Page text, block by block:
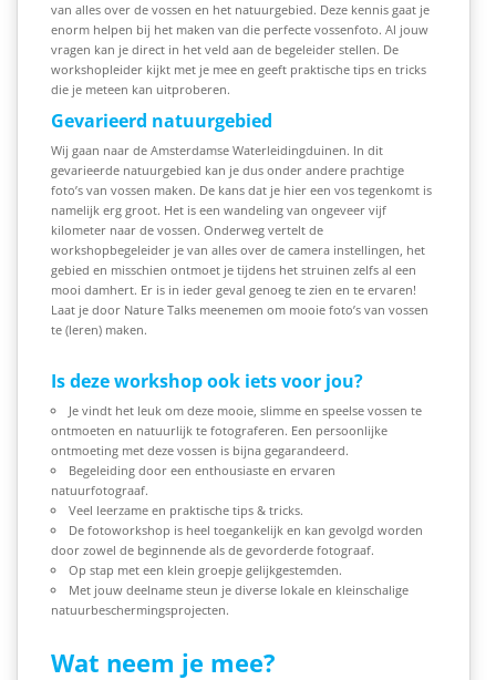
van alles over de vossen en het natuurgebied. Deze kennis gaat je
enorm helpen bij het maken van die perfecte vossenfoto. Al jouw
vragen kan je direct in het veld aan de begeleider stellen. De
workshopleider kijkt met je mee en geeft praktische tips en tricks
die je meteen kan uitproberen.
Gevarieerd natuurgebied
Wij gaan naar de Amsterdamse Waterleidingduinen. In dit
gevarieerde natuurgebied kan je dus onder andere prachtige
foto’s van vossen maken. De kans dat je hier een vos tegenkomt is
namelijk erg groot. Het is een wandeling van ongeveer vijf
kilometer naar de vossen. Onderweg vertelt de
workshopbegeleider je van alles over de camera instellingen, het
gebied en misschien ontmoet je tijdens het struinen zelfs al een
mooi damhert. Er is in ieder geval genoeg te zien en te ervaren!
Laat je door Nature Talks meenemen om mooie foto’s van vossen
te (leren) maken.
Is deze workshop ook iets voor jou?
Je vindt het leuk om deze mooie, slimme en speelse vossen te
ontmoeten en natuurlijk te fotograferen. Een persoonlijke
ontmoeting met deze vossen is bijna gegarandeerd.
Begeleiding door een enthousiaste en ervaren
natuurfotograaf.
Veel leerzame en praktische tips & tricks.
De fotoworkshop is heel toegankelijk en kan gevolgd worden
door zowel de beginnende als de gevorderde fotograaf.
Op stap met een klein groepje gelijkgestemden.
Met jouw deelname steun je diverse lokale en kleinschalige
natuurbeschermingsprojecten.
Wat neem je mee?